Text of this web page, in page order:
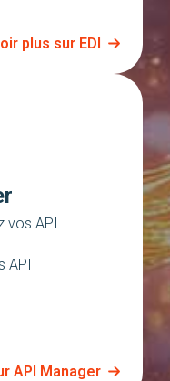
plus sur EDI
vos API
API
API Manager